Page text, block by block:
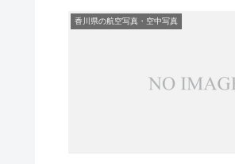
香川県の航空写真・空中写真